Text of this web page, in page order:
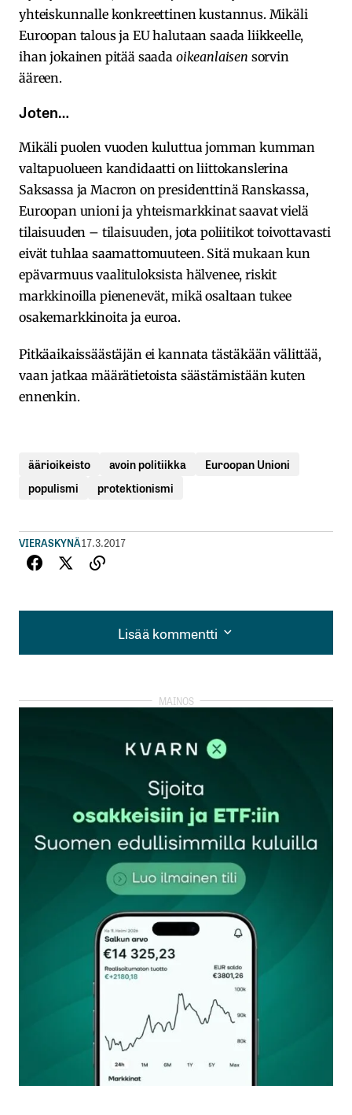
yhteiskunnalle konkreettinen kustannus. Mikäli
Euroopan talous ja EU halutaan saada liikkeelle,
ihan jokainen pitää saada oikeanlaisen sorvin
ääreen.
Joten…
Mikäli puolen vuoden kuluttua jomman kumman
valtapuolueen kandidaatti on liittokanslerina
Saksassa ja Macron on presidenttinä Ranskassa,
Euroopan unioni ja yhteismarkkinat saavat vielä
tilaisuuden – tilaisuuden, jota poliitikot toivottavasti
eivät tuhlaa saamattomuuteen. Sitä mukaan kun
epävarmuus vaalituloksista hälvenee, riskit
markkinoilla pienenevät, mikä osaltaan tukee
osakemarkkinoita ja euroa.
Pitkäaikaissäästäjän ei kannata tästäkään välittää,
vaan jatkaa määrätietoista säästämistään kuten
ennenkin.
äärioikeisto avoin politiikka
Euroopan Unioni
populismi
protektionismi
VIERASKYNÄ17.3.2017
Lisää kommentti
Lisää kommentti
kirjautua
rekisteröityä
Sähköpostiosoitettasi ei julkaista.Pakolliset
kentät on merkitty*
Kommentti*
Nimesi tai nimimerkkisi
Sähköpostiosoitteesi